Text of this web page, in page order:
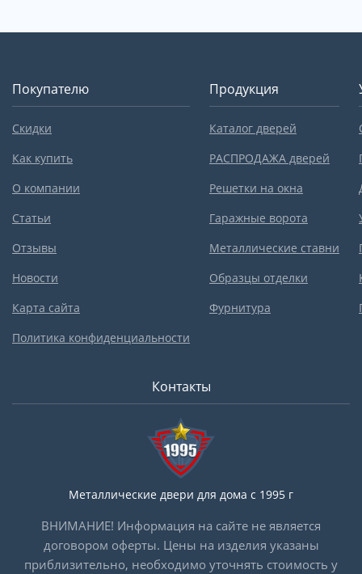
Покупателю
Скидки
Как купить
О компании
Статьи
Отзывы
Новости
Карта сайта
Политика конфиденциальности
Продукция
Каталог дверей
РАСПРОДАЖА дверей
Решетки на окна
Гаражные ворота
Металлические ставни
Образцы отделки
Фурнитура
Контакты
Металлические двери для дома с 1995 г
ВНИМАНИЕ! Информация на сайте не является
договором оферты. Цены на изделия указаны
приблизительно, необходимо уточнять стоимость у